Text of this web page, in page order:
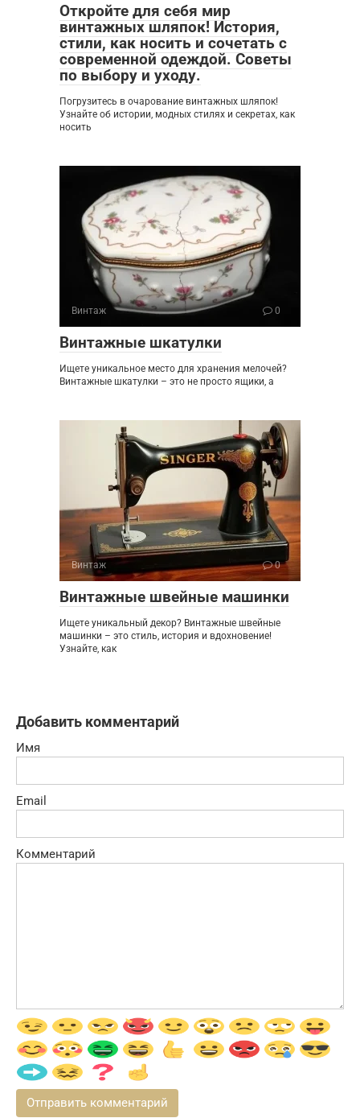
Откройте для себя мир
винтажных шляпок! История,
стили, как носить и сочетать с
современной одеждой. Советы
по выбору и уходу.
Погрузитесь в очарование винтажных шляпок!
Узнайте об истории, модных стилях и секретах, как
носить
Винтаж 0
Винтажные шкатулки
Ищете уникальное место для хранения мелочей?
Винтажные шкатулки – это не просто ящики, а
Винтаж 0
Винтажные швейные машинки
Ищете уникальный декор? Винтажные швейные
машинки – это стиль, история и вдохновение!
Узнайте, как
Добавить комментарий
Имя
Email
Комментарий